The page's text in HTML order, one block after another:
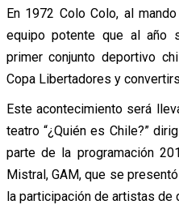
En 1972 Colo Colo, al
equipo potente que al año
primer conjunto deportivo
Copa Libertadores y
Este acontecimiento será
teatro “¿Quién es Chile?”
parte de la programación
Mistral, GAM, que se
la participación de artistas